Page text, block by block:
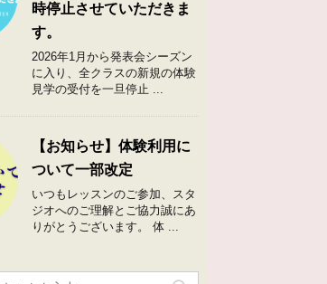
時停止させていただきま
す。
2026年1月から発表会シーズン
に入り、全クラスの新規の体験
見学の受付を一旦停止 ...
【お知らせ】体験利用に
ついて一部改定
いつもレッスンのご参加、スタ
ジオへのご理解とご協力誠にあ
りがとうございます。 体 ...